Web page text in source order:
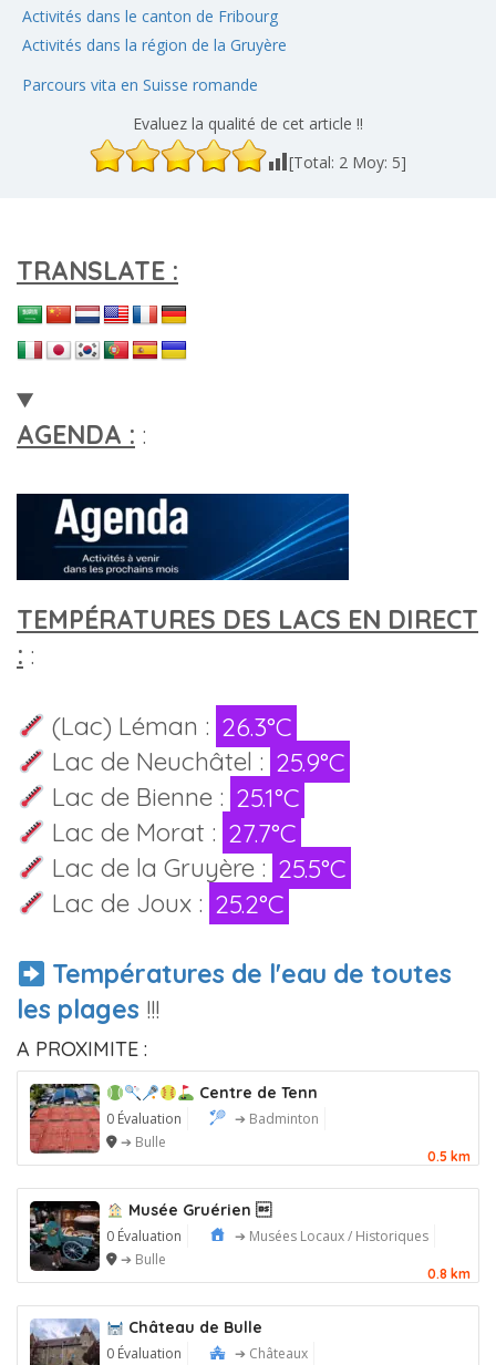
Activités dans le canton de Fribourg
Activités dans la région de la Gruyère
Parcours vita en Suisse romande
Evaluez la qualité de cet article !!
[Total: 2 Moy: 5]
TRANSLATE :
AGENDA : :
TEMPÉRATURES DES LACS EN DIRECT
: :
(Lac) Léman : 26.3°C
Lac de Neuchâtel : 25.9°C
Lac de Bienne : 25.1°C
Lac de Morat : 27.7°C
Lac de la Gruyère : 25.5°C
Lac de Joux : 25.2°C
Températures de l'eau de toutes
les plages !!!
A PROXIMITE :
Centre de Tenn
0 Évaluation
➔ Badminton
➔ Bulle
0.5 km
Musée Gruérien 
0 Évaluation
➔ Musées Locaux / Historiques
➔ Bulle
0.8 km
Château de Bulle
0 Évaluation
➔ Châteaux